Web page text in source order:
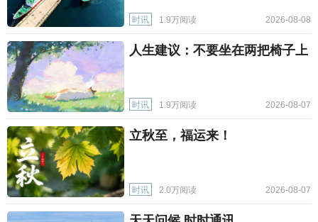
时讯 1.9万阅读 2026-08-08
人生建议：不要坐在两把椅子上
时讯 1.9万阅读 2026-08-07
立秋至，福运来！
时讯 2.0万阅读 2026-08-07